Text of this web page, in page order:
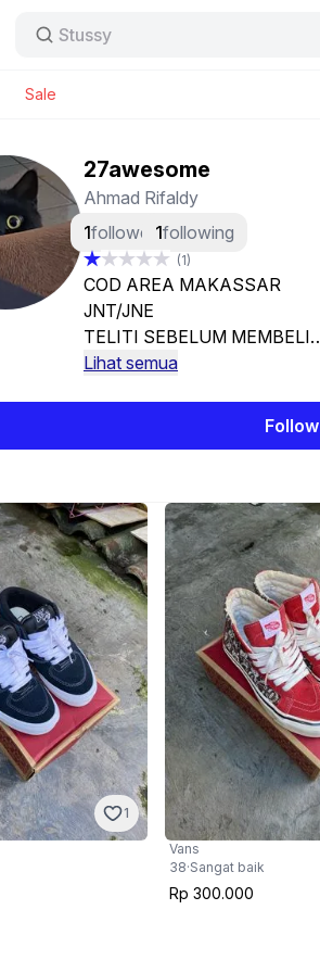
Stussy
Sale
27awesome
Ahmad Rifaldy
1follower 1following
(1)
COD AREA MAKASSAR
JNT/JNE
TELITI SEBELUM MEMBELI
NO REFUND
Lihat semua
Follow
1
Vans
38·Sangat baik
Rp 300.000